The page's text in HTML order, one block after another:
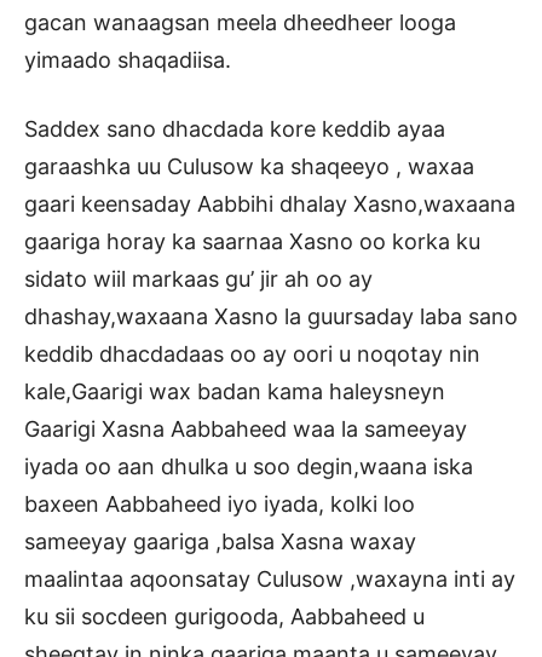
gacan wanaagsan meela dheedheer looga
yimaado shaqadiisa.
Saddex sano dhacdada kore keddib ayaa
garaashka uu Culusow ka shaqeeyo , waxaa
gaari keensaday Aabbihi dhalay Xasno,waxaana
gaariga horay ka saarnaa Xasno oo korka ku
sidato wiil markaas gu’ jir ah oo ay
dhashay,waxaana Xasno la guursaday laba sano
keddib dhacdadaas oo ay oori u noqotay nin
kale,Gaarigi wax badan kama haleysneyn
Gaarigi Xasna Aabbaheed waa la sameeyay
iyada oo aan dhulka u soo degin,waana iska
baxeen Aabbaheed iyo iyada, kolki loo
sameeyay gaariga ,balsa Xasna waxay
maalintaa aqoonsatay Culusow ,waxayna inti ay
ku sii socdeen gurigooda, Aabbaheed u